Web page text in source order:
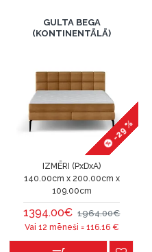
GULTA BEGA
(KONTINENTĀLĀ)
-29 %
IZMĒRI (PxDxA)
140.00cm x 200.00cm x
109.00cm
1394.00€ 1964.00€
Vai 12 mēneši = 116.16€